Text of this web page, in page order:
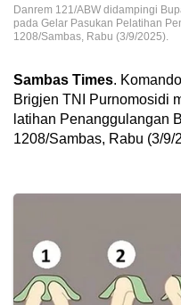
Danrem 121/ABW didampingi
pada Gelar Pasukan Pelatihan
1208/Sambas, Rabu (3/9/2025).
Sambas Times.
Brigjen TNI Purnomosidi
latihan Penanggulangan
1208/Sambas, Rabu (3/9/